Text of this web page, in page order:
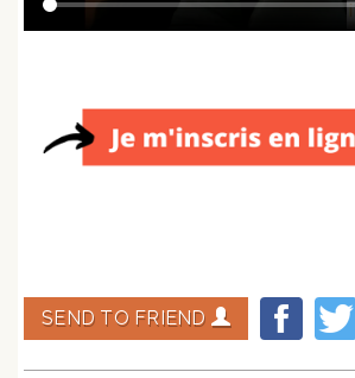
SEND TO FRIEND